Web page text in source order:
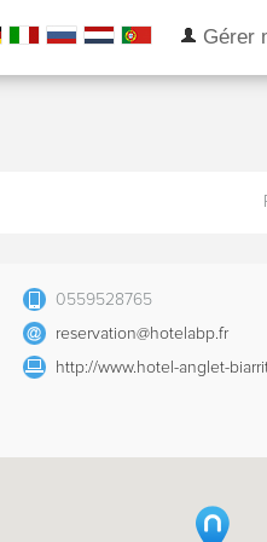
Gérer
0559528765
reservation@hotelabp.fr
http://www.hotel-anglet-